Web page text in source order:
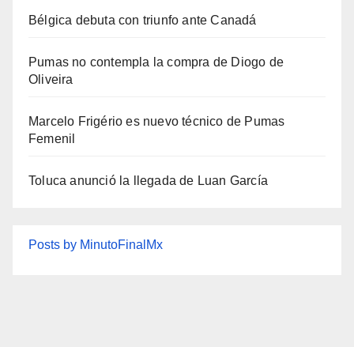
Bélgica debuta con triunfo ante Canadá
Pumas no contempla la compra de Diogo de
Oliveira
Marcelo Frigério es nuevo técnico de Pumas
Femenil
Toluca anunció la llegada de Luan García
Posts by MinutoFinalMx